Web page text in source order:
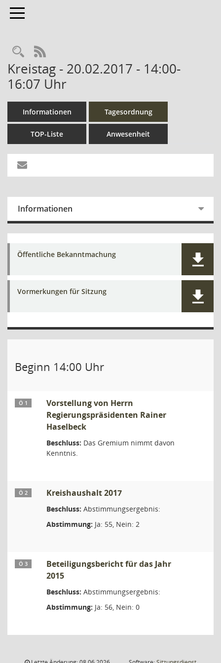
Toggle navigation
Rechercheauswahl
RSS-Feed
Kreistag - 20.02.2017 - 14:00-
16:07 Uhr
Informationen Tagesordnung
TOP-Liste Anwesenheit
Informationen
Öffentliche Bekanntmachung
Vormerkungen für Sitzung
Beginn 14:00 Uhr
Ö 1
Vorstellung von Herrn
Regierungspräsidenten Rainer
Haselbeck
Beschluss: Das Gremium nimmt davon
Kenntnis.
Ö 2 Kreishaushalt 2017
Beschluss: Abstimmungsergebnis:
Abstimmung: Ja: 55, Nein: 2
Ö 3
Beteiligungsbericht für das Jahr
2015
Beschluss: Abstimmungsergebnis:
Abstimmung: Ja: 56, Nein: 0